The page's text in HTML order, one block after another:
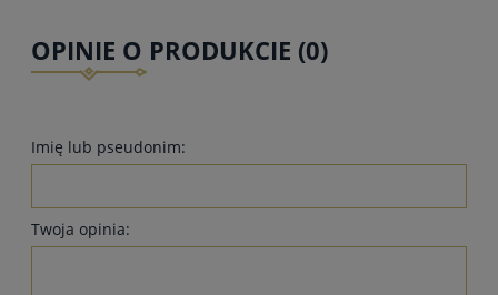
OPINIE O PRODUKCIE (0)
Imię lub pseudonim:
Twoja opinia: